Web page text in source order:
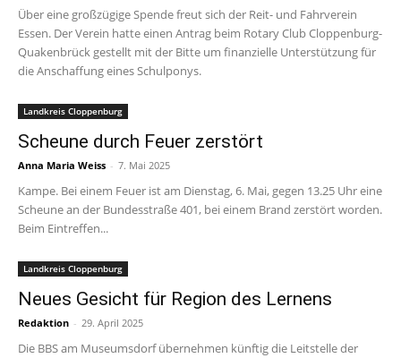
Über eine großzügige Spende freut sich der Reit- und Fahrverein
Essen. Der Verein hatte einen Antrag beim Rotary Club Cloppenburg-
Quakenbrück gestellt mit der Bitte um finanzielle Unterstützung für
die Anschaffung eines Schulponys.
Landkreis Cloppenburg
Scheune durch Feuer zerstört
Anna Maria Weiss - 7. Mai 2025
Kampe. Bei einem Feuer ist am Dienstag, 6. Mai, gegen 13.25 Uhr eine
Scheune an der Bundesstraße 401, bei einem Brand zerstört worden.
Beim Eintreffen...
Landkreis Cloppenburg
Neues Gesicht für Region des Lernens
Redaktion - 29. April 2025
Die BBS am Museumsdorf übernehmen künftig die Leitstelle der